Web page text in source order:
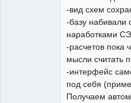
-вид схем
-базу набивали
наработками
-расчетов пока
мысли считать
-интерфейс
под себя
Получаем